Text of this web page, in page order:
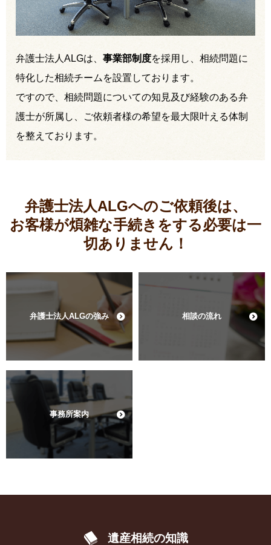
弁護士法人ALGは、 事業部制度を採用し、相続問題に
特化した相続チームを設置しております。
ですので、相続問題についての知見及び経験のある弁
護士が所属し、ご依頼者様の希望を最大限叶える体制
を整えております。
弁護士法人ALGへのご依頼後は、
お客様が煩雑な手続きをする必要は一
切ありません！
弁護士法人ALGの強み 相談の流れ
事務所案内
遺産相続の知識